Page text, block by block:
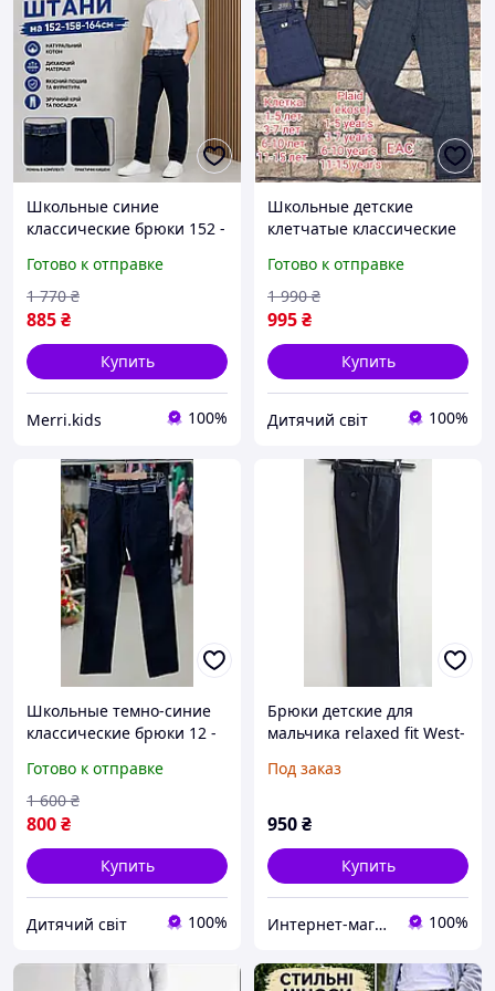
Школьные синие
классические брюки 152 -
худенького мальчика
подростка, подростковые
темно-синие коттоновые
брюки
Готово к отправке
885₴
1 770 ₴
Купить
Merri.kids 100%
Школьные детские
клетчатые классические
см штаны подростковые
черные синие штаны в
клетку на 11 лет
Готово к отправке
995₴
1 990 ₴
Купить
Дитячий світ 100%
Школьные темно-синие
классические брюки 12 -
мальчика подростка,
детские строгие брюки
Готово к отправке
800₴
1 600 ₴
Купить
Дитячий світ 100%
Брюки детские для
мальчика relaxed fit West-
синие
Под заказ
950₴
Купить
Интернет-магазин мужской и женской одежды "У Русланы" 100%